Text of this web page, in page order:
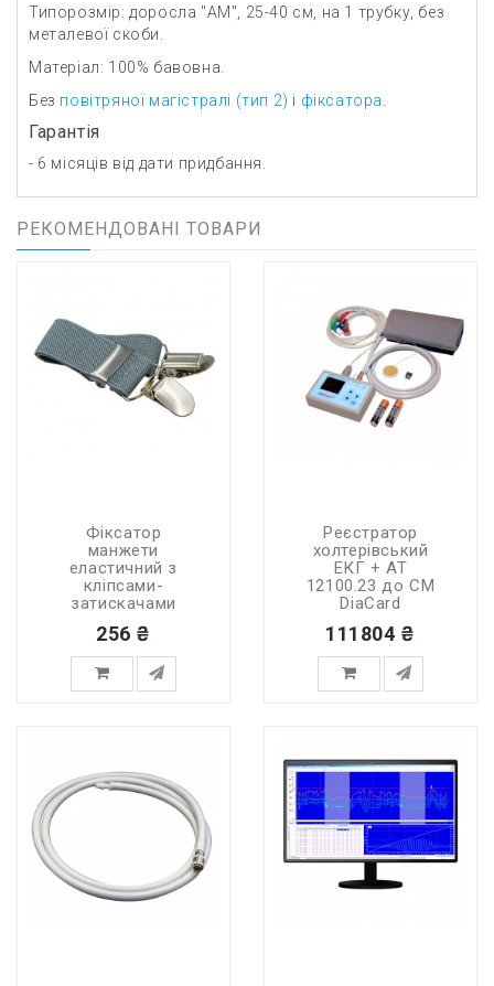
Типорозмір: доросла "AM", 25-40 см, на 1 трубку, без
металевої скоби.
Матеріал: 100% бавовна.
Без повітряної магістралі (тип 2) і фіксатора
Гарантія
- 6 місяців від дати придбання.
РЕКОМЕНДОВАНІ ТОВАРИ
Фіксатор
манжети
еластичний з
кліпсами-
затискачами
256 ₴
Реєстратор
холтерівський
ЕКГ + АТ
12100.23 до СМ
DiaCard
111804 ₴